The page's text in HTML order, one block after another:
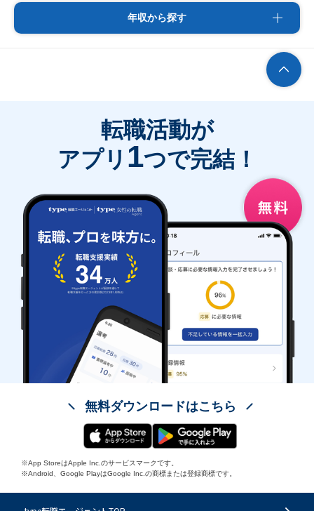
年収から探す
転職活動が
アプリ 1つで完結！
無料ダウンロードはこちら
※App StoreはApple Inc.のサービスマークです。
※Android、Google PlayはGoogle Inc.の商標または登録商標です。